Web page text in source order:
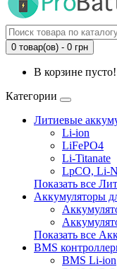
0 товар(ов) - 0 грн
В корзине пусто!
Категории
Литиевые
Li-ion
LiFePO4
Li-Titanate
LpCO, Li-
Показать все
Аккумуляторы
Показать все
BMS
BMS Li-ion